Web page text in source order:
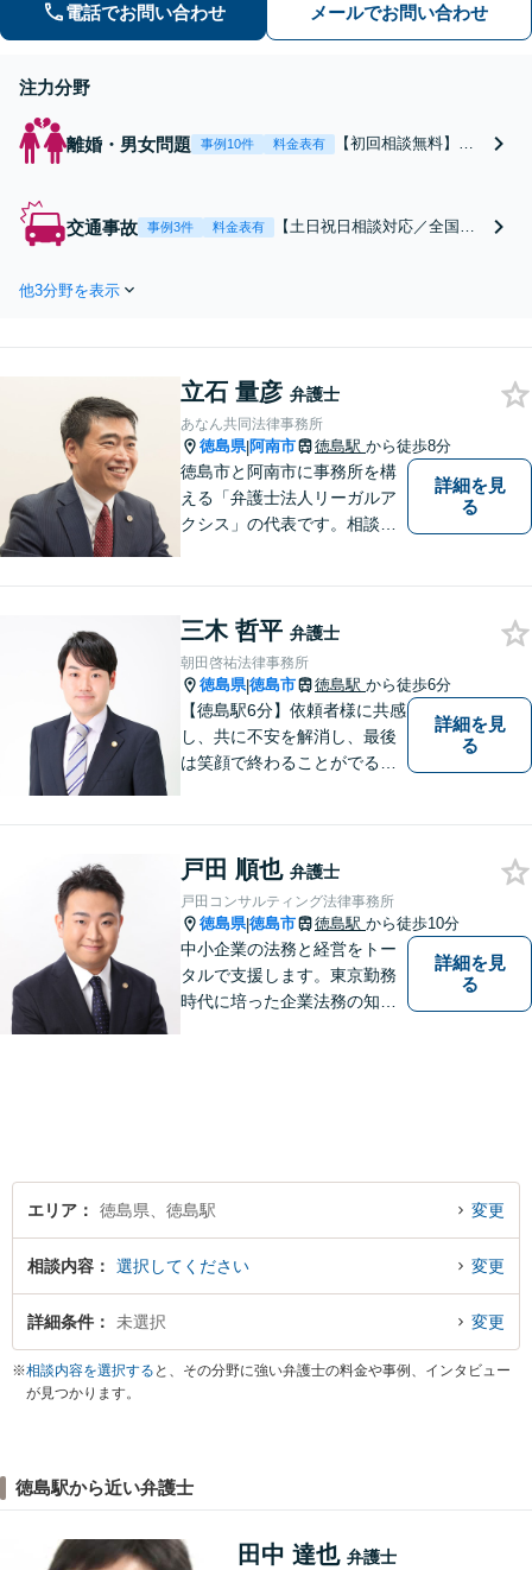
電話でお問い合わせ メールでお問い合わせ
注力分野
離婚・男女問題 事例10件 料金表有
【初回相談無料】あ
は電話・メールで状
況を丁寧にお聞きし
ルな料金設定】
交通事故 事例3件 料金表有
【土日祝日相談対応／全国対
ト！【相談料：初回無料※1】
に、今すぐ相談！
他3分野を表示
立石 量彦 弁護士
あなん共同法律事務所
徳島県|阿南市 徳島駅 から徒歩8分
徳島市と阿南市に事務所を構
える「弁護士法人リーガルア
クシス」の代表です。相談い
中心的取扱分野は遺産分割事
件。徳島県出身。東京大学法
学部卒。
詳細を見
る
三木 哲平 弁護士
朝田啓祐法律事務所
徳島県|徳島市 徳島駅 から徒歩6分
【徳島駅6分】依頼者様に共感
し、共に不安を解消し、最後
は笑顔で終わることがでるよ
相談にのっています。 まずは
ご相談ください。
詳細を見
る
戸田 順也 弁護士
戸田コンサルティング法律事務所
徳島県|徳島市 徳島駅 から徒歩10分
中小企業の法務と経営をトー
タルで支援します。東京勤務
時代に培った企業法務の知見
詳細を見
る
エリア 徳島県、徳島駅 変更
相談内容 選択してください 変更
詳細条件 未選択 変更
※相談内容を選択する と、その分野に強い弁護士の料金や事例、インタビュー
が見つかります。
徳島駅から近い弁護士
田中 達也 弁護士